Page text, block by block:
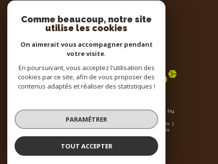
Adhérents
© 2026 | Tous droits réservés | Traduction powered by
Google |
Nos honoraires
Plan du site
Mentions légales
Admin
Nos liens Politique RGPD Cookies
Comme beaucoup, notre site
utilise les cookies
On aimerait vous accompagner pendant
votre visite.
En poursuivant, vous acceptez l'utilisation des
cookies par ce site, afin de vous proposer des
contenus adaptés et réaliser des statistiques !
PARAMÉTRER
TOUT ACCEPTER